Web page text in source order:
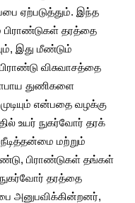
ஏற்படுத்தும். இந்த
பிராண்டுகள் தரத்தை
இது மீண்டும்
விசுவாசத்தை
துணிகளை
என்பதை வழக்கு
உயர் நுகர்வோர் தரக்
மற்றும்
பிராண்டுகள் தங்கள்
தரத்தை
அனுபவிக்கின்றனர்,